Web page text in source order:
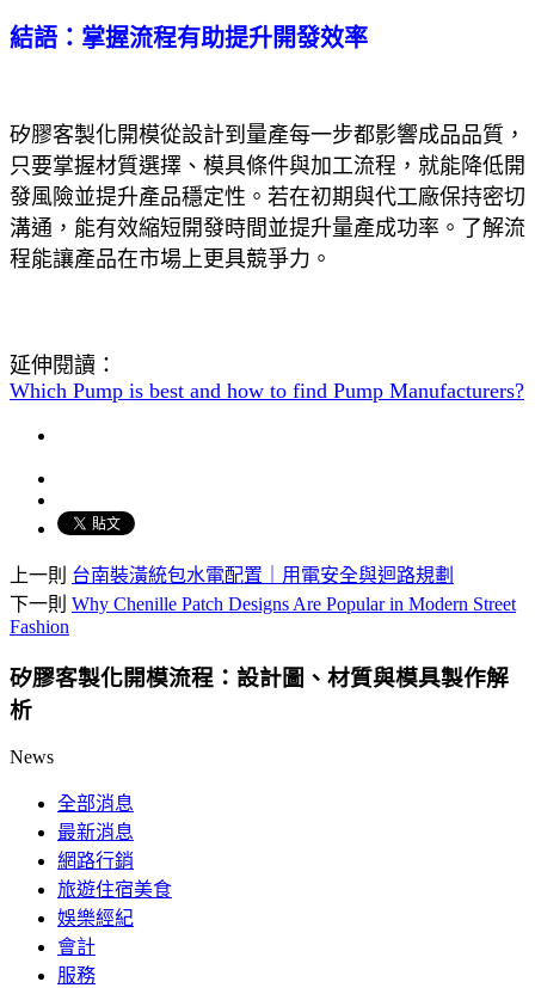
結語：掌握流程有助提升開發效率
矽膠客製化開模從設計到量產每一步都影響成品品質，
只要掌握材質選擇、模具條件與加工流程，就能降低開
發風險並提升產品穩定性。若在初期與代工廠保持密切
溝通，能有效縮短開發時間並提升量產成功率。了解流
程能讓產品在市場上更具競爭力。
延伸閱讀：
Which Pump is best and how to find Pump Manufacturers?
上一則 台南裝潢統包水電配置｜用電安全與迴路規劃
下一則 Why Chenille Patch Designs Are Popular in Modern Street
Fashion
矽膠客製化開模流程：設計圖、材質與模具製作解
析
News
全部消息
最新消息
網路行銷
旅遊住宿美食
娛樂經紀
會計
服務